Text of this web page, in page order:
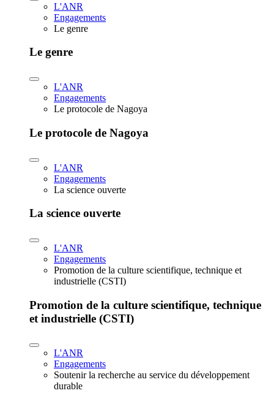
L'ANR
Engagements
Le genre
Le genre
L'ANR
Engagements
Le protocole de Nagoya
Le protocole de Nagoya
L'ANR
Engagements
La science ouverte
La science ouverte
L'ANR
Engagements
Promotion de la culture scientifique, technique et
industrielle (CSTI)
Promotion de la culture scientifique, technique
et industrielle (CSTI)
L'ANR
Engagements
Soutenir la recherche au service du développement
durable